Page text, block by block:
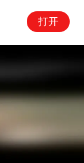
打开